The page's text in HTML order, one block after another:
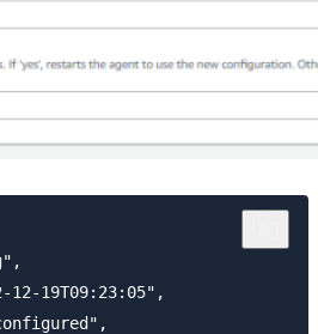
12-19T09:23:05",